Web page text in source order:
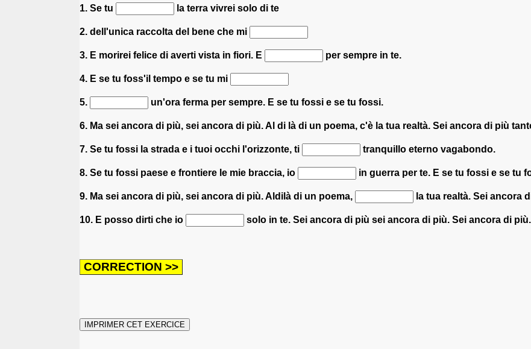
1. Se tu la terra vivrei solo di te
2. dell'unica raccolta del bene che mi
3. E morirei felice di averti vista in fiori. E per sempre in te.
4. E se tu foss'il tempo e se tu mi
5. un'ora ferma per sempre. E se tu fossi e se tu fossi.
6. Ma sei ancora di più, sei ancora di più. Al di là di un poema, c'è la tua realtà. Sei ancora di più
7. Se tu fossi la strada e i tuoi occhi l'orizzonte, ti tranquillo eterno vagabondo.
8. Se tu fossi paese e frontiere le mie braccia, io in guerra per te. E se tu fossi e se tu
9. Ma sei ancora di più, sei ancora di più. Aldilà di un poema, la tua realtà. Sei ancora
10. E posso dirti che io solo in te. Sei ancora di più sei ancora di più. Sei ancora di più.